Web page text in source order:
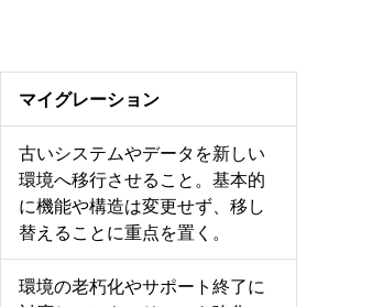
マイグレーション
古いシステムやデータを新しい
環境へ移行させること。基本的
に機能や構造は変更せず、移し
替えることに重点を置く。
環境の老朽化やサポート終了に